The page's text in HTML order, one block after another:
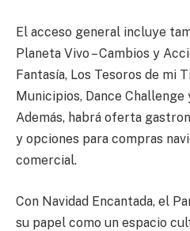
El acceso general incluye
Planeta Vivo – Cambios y
Fantasía, Los Tesoros de mi
Municipios, Dance
Además, habrá oferta
y opciones para compras
comercial.
Con Navidad Encantada, el
su papel como un espacio